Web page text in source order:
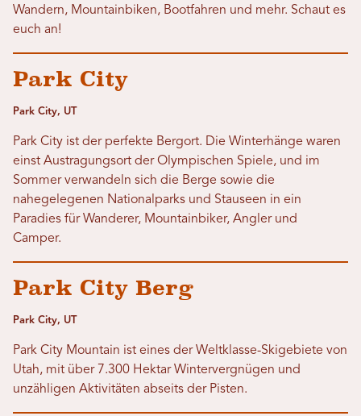
Wandern, Mountainbiken, Bootfahren und mehr. Schaut es
euch an!
Park City
Park City, UT
Park City ist der perfekte Bergort. Die Winterhänge waren
einst Austragungsort der Olympischen Spiele, und im
Sommer verwandeln sich die Berge sowie die
nahegelegenen Nationalparks und Stauseen in ein
Paradies für Wanderer, Mountainbiker, Angler und
Camper.
Park City Berg
Park City, UT
Park City Mountain ist eines der Weltklasse-Skigebiete von
Utah, mit über 7.300 Hektar Wintervergnügen und
unzähligen Aktivitäten abseits der Pisten.